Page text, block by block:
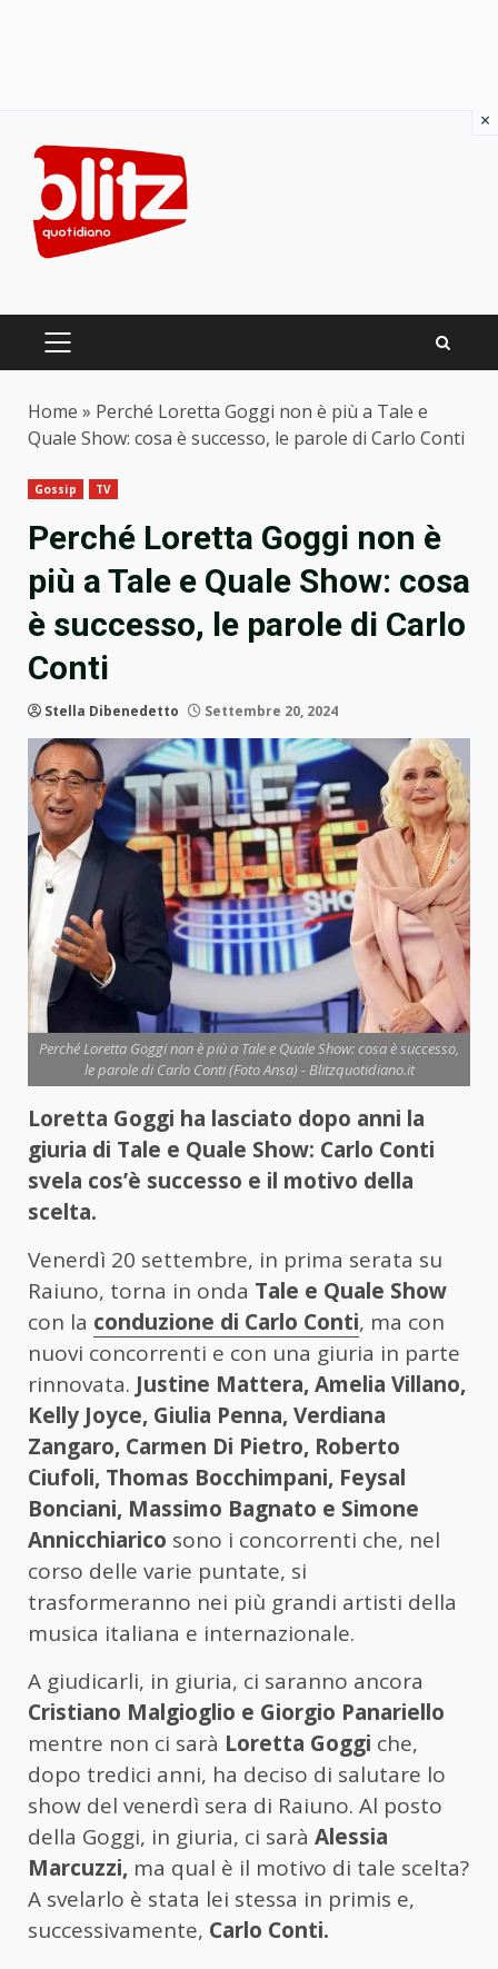
content
PRIMARY
Home » Perché Loretta Goggi non è più a Tale e
Quale Show: cosa è successo, le parole di Carlo Conti
Gossip TV
Perché Loretta Goggi non è
più a Tale e Quale Show: cosa
è successo, le parole di Carlo
Conti
Stella Dibenedetto Settembre 20, 2024
Perché Loretta Goggi non è più a Tale e Quale Show: cosa è successo,
le parole di Carlo Conti (Foto Ansa) - Blitzquotidiano.it
Loretta Goggi ha lasciato dopo anni la
giuria di Tale e Quale Show: Carlo Conti
svela cos’è successo e il motivo della
scelta.
Venerdì 20 settembre, in prima serata su
Raiuno, torna in onda Tale e Quale Show
con la conduzione di Carlo Conti, ma con
nuovi concorrenti e con una giuria in parte
rinnovata. Justine Mattera, Amelia Villano,
Kelly Joyce, Giulia Penna, Verdiana
Zangaro, Carmen Di Pietro, Roberto
Ciufoli, Thomas Bocchimpani, Feysal
Bonciani, Massimo Bagnato e Simone
Annicchiarico sono i concorrenti che, nel
corso delle varie puntate, si
trasformeranno nei più grandi artisti della
musica italiana e internazionale.
A giudicarli, in giuria, ci saranno ancora
Cristiano Malgioglio e Giorgio Panariello
mentre non ci sarà Loretta Goggi che,
dopo tredici anni, ha deciso di salutare lo
show del venerdì sera di Raiuno. Al posto
della Goggi, in giuria, ci sarà Alessia
Marcuzzi, ma qual è il motivo di tale scelta?
A svelarlo è stata lei stessa in primis e,
successivamente, Carlo Conti.
×